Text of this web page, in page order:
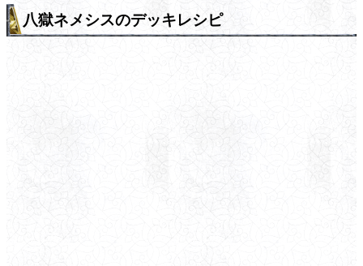
八獄ネメシスのデッキレシピ